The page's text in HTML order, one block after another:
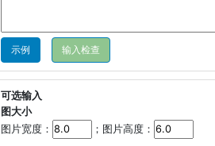
示例
可选输入
图大小
图片宽度：
；图片高度：